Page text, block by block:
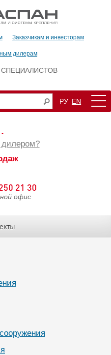
Заказчикам и инвесторам
дилерам
РУ EN
дилером?
21 30
офис